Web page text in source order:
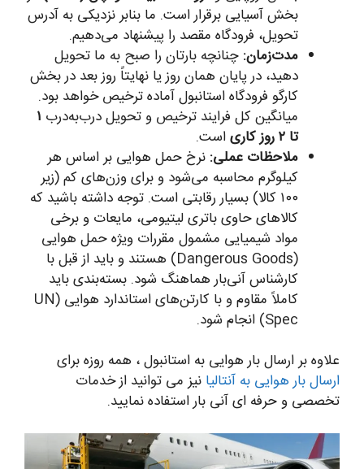
بخش آسیایی برقرار است. ما بنابر نزدیکی به آدرس
تحویل، فرودگاه مقصد را پیشنهاد می‌دهیم.
مدت‌زمان: چنانچه بارتان را صبح به ما تحویل
دهید، در پایان همان روز یا نهایتاً روز بعد در بخش
کارگو فرودگاه استانبول آماده ترخیص خواهد بود.
میانگین کل فرایند ترخیص و تحویل درب‌به‌درب ۱
تا ۲ روز کاری
است.
ملاحظات عملی: نرخ حمل هوایی بر اساس هر
کیلوگرم محاسبه می‌شود و برای وزن‌های کم (زیر
۱۰۰ کالا) بسیار رقابتی است. توجه داشته باشید که
کالاهای حاوی باتری لیتیومی، مایعات و برخی
مواد شیمیایی مشمول مقررات ویژه حمل هوایی
(Dangerous Goods) هستند و باید از قبل با
کارشناس آنی‌بار هماهنگ شود. بسته‌بندی باید
کاملاً مقاوم و با کارتن‌های استاندارد هوایی (UN
Spec) انجام شود.
علاوه بر ارسال بار هوایی به استانبول ، همه روزه برای
ارسال بار هوایی به آنتالیا نیز می توانید از خدمات
تخصصی و حرفه ای آنی بار استفاده نمایید.